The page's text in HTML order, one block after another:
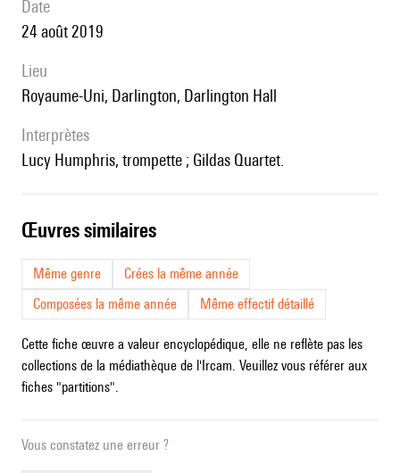
date
24 août 2019
lieu
Royaume-Uni, Darlington, Darlington Hall
interprètes
Lucy Humphris, trompette ; Gildas Quartet.
œuvres similaires
Même genre
Crées la même année
Composées la même année
Même effectif détaillé
Cette fiche œuvre a valeur encyclopédique, elle ne reflète pas les
collections de la médiathèque de l'Ircam. Veuillez vous référer aux
fiches "partitions".
Vous constatez une erreur ?